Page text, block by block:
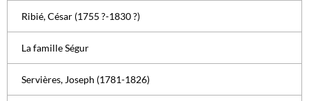
Ribié, César (1755 ?-1830 ?)
La famille Ségur
Servières, Joseph (1781-1826)